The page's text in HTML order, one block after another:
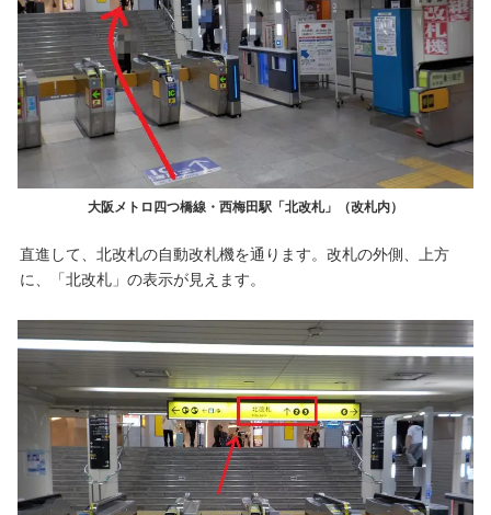
大阪メトロ四つ橋線・西梅田駅「北改札」（改札内）
直進して、北改札の自動改札機を通ります。改札の外側、上方
に、「北改札」の表示が見えます。